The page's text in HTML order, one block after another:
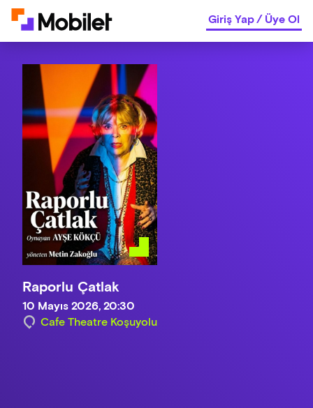
Giriş Yap/Üye Ol
Raporlu Çatlak
10 Mayıs 2026, 20:30
Cafe Theatre Koşuyolu